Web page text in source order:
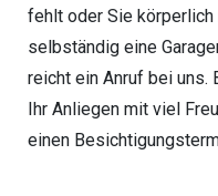
fehlt oder Sie
selbständig eine
reicht ein Anruf bei uns.
Ihr Anliegen mit viel
einen